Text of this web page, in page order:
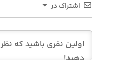
اشتراک در